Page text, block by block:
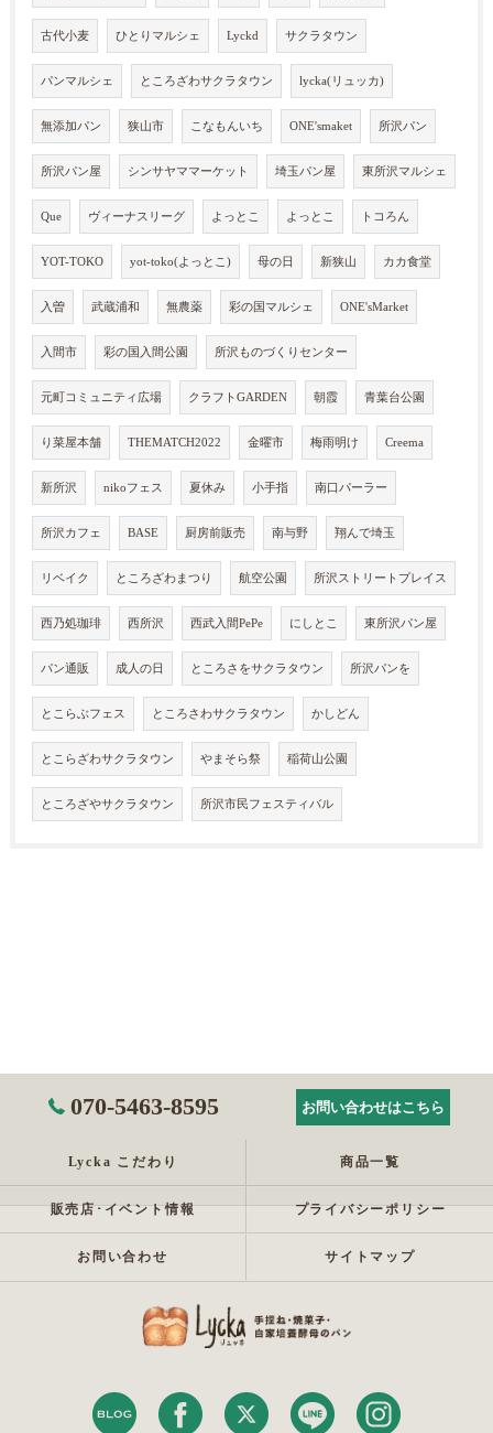
古代小麦 ひとりマルシェ Lyckd サクラタウン
パンマルシェ ところざわサクラタウン lycka(リュッカ)
無添加パン 狭山市 こなもんいち ONE'smaket 所沢パン
所沢パン屋 シンサヤママーケット 埼玉パン屋 東所沢マルシェ
Que ヴィーナスリーグ よっとこ よっとこ トコろん
YOT-TOKO yot-toko(よっとこ) 母の日 新狭山 カカ食堂
入曽 武蔵浦和 無農薬 彩の国マルシェ ONE'sMarket
入間市 彩の国入間公園 所沢ものづくりセンター
元町コミュニティ広場 クラフトGARDEN 朝霞 青葉台公園
り菜屋本舗 THEMATCH2022 金曜市 梅雨明け Creema
新所沢 nikoフェス 夏休み 小手指 南口パーラー
所沢カフェ BASE 厨房前販売 南与野 翔んで埼玉
リベイク ところざわまつり 航空公園 所沢ストリートプレイス
西乃処珈琲 西所沢 西武入間PePe にしとこ 東所沢パン屋
パン通販 成人の日 ところさをサクラタウン 所沢パンを
とこらぶフェス ところさわサクラタウン かしどん
とこらざわサクラタウン やまそら祭 稲荷山公園
ところざやサクラタウン 所沢市民フェスティバル
070-5463-8595 お問い合わせはこちら
Lycka こだわり 商品一覧
販売店･イベント情報 プライバシーポリシー
お問い合わせ サイトマップ